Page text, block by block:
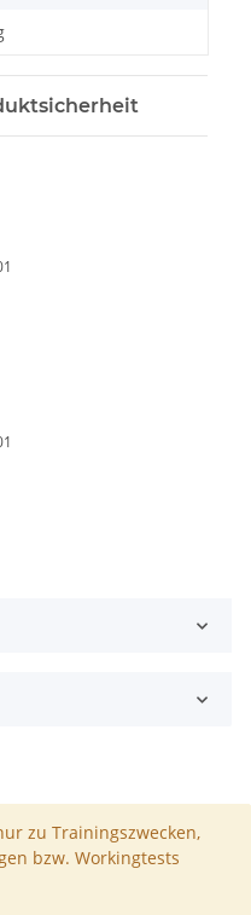
zu Trainingszwecken,
bzw. Workingtests